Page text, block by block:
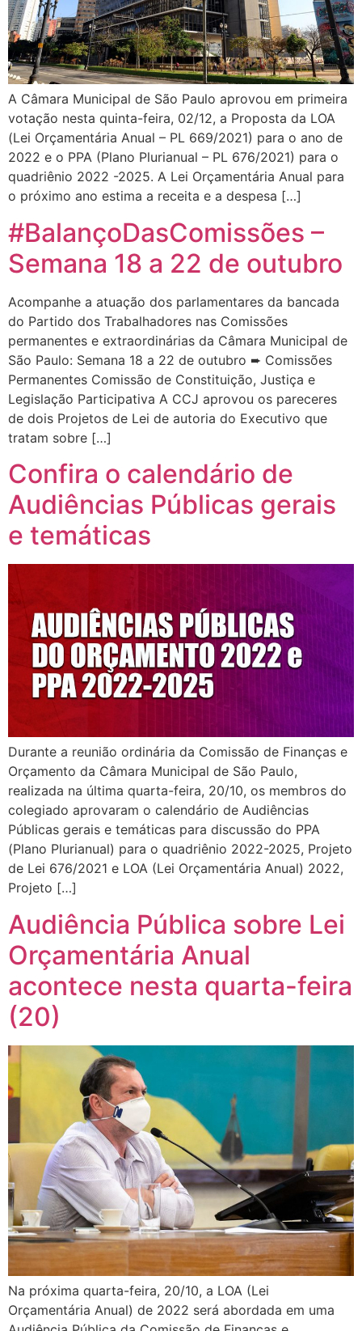
A Câmara Municipal de São Paulo aprovou em primeira
votação nesta quinta-feira, 02/12, a Proposta da LOA
(Lei Orçamentária Anual – PL 669/2021) para o ano de
2022 e o PPA (Plano Plurianual – PL 676/2021) para o
quadriênio 2022 -2025. A Lei Orçamentária Anual para
o próximo ano estima a receita e a despesa […]
#BalançoDasComissões –
Semana 18 a 22 de outubro
Acompanhe a atuação dos parlamentares da bancada
do Partido dos Trabalhadores nas Comissões
permanentes e extraordinárias da Câmara Municipal de
São Paulo: Semana 18 a 22 de outubro ➨ Comissões
Permanentes Comissão de Constituição, Justiça e
Legislação Participativa A CCJ aprovou os pareceres
de dois Projetos de Lei de autoria do Executivo que
tratam sobre […]
Confira o calendário de
Audiências Públicas gerais
e temáticas
Durante a reunião ordinária da Comissão de Finanças e
Orçamento da Câmara Municipal de São Paulo,
realizada na última quarta-feira, 20/10, os membros do
colegiado aprovaram o calendário de Audiências
Públicas gerais e temáticas para discussão do PPA
(Plano Plurianual) para o quadriênio 2022-2025, Projeto
de Lei 676/2021 e LOA (Lei Orçamentária Anual) 2022,
Projeto […]
Audiência Pública sobre Lei
Orçamentária Anual
acontece nesta quarta-feira
(20)
Na próxima quarta-feira, 20/10, a LOA (Lei
Orçamentária Anual) de 2022 será abordada em uma